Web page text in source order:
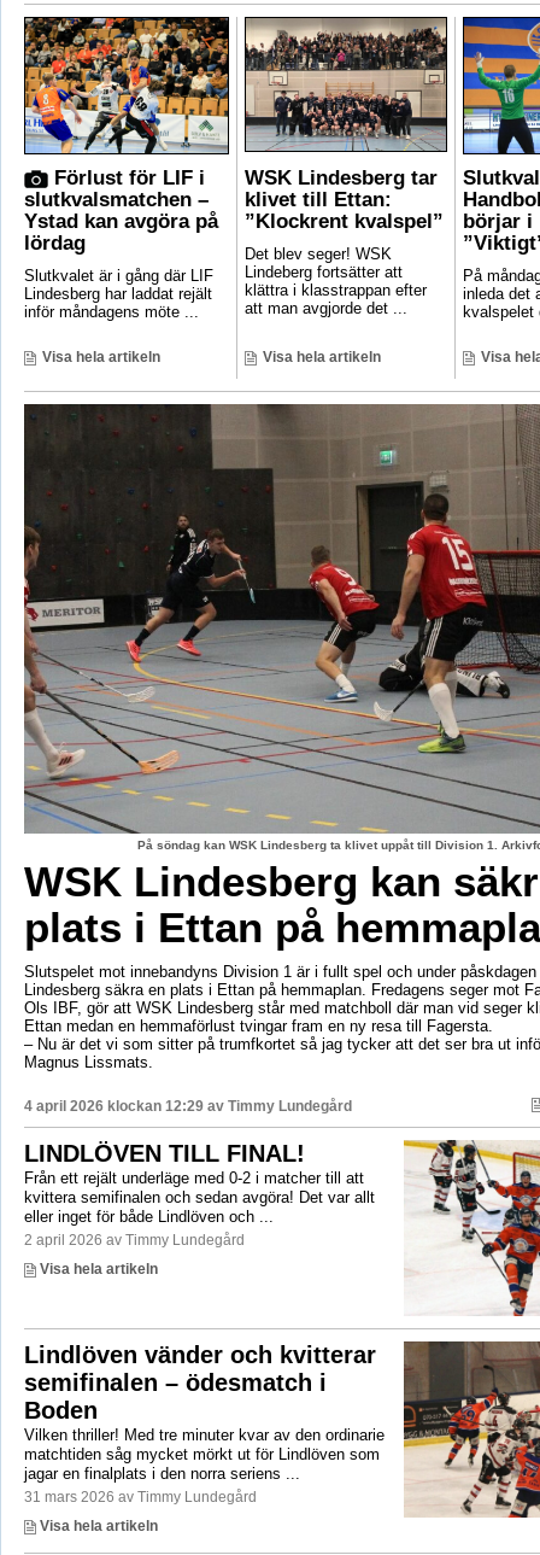
Förlust för LIF i
slutkvalsmatchen –
Ystad kan avgöra på
lördag
Slutkvalet är i gång där LIF
Lindesberg har laddat rejält
inför måndagens möte ...
Visa hela artikeln
WSK Lindesberg tar
klivet till Ettan:
”Klockrent kvalspel”
Det blev seger! WSK
Lindeberg fortsätter att
klättra i klasstrappan efter
att man avgjorde det ...
Visa hela artikeln
börjar i
På
inleda det
kvalspelet
Visa
På söndag kan WSK Lindesberg ta klivet uppåt till Division 1.
WSK Lindesberg kan
plats i Ettan på
Slutspelet mot innebandyns Division 1 är i fullt spel och under
Lindesberg säkra en plats i Ettan på hemmaplan. Fredagens seger mot
Ols IBF, gör att WSK Lindesberg står med matchboll där man vid seger
Ettan medan en hemmaförlust tvingar fram en ny resa till Fagersta.
– Nu är det vi som sitter på trumfkortet så jag tycker att det ser bra ut
Magnus Lissmats.
4 april 2026 klockan 12:29 av Timmy Lundegård
LINDLÖVEN TILL FINAL!
Från ett rejält underläge med 0-2 i matcher till att
kvittera semifinalen och sedan avgöra! Det var allt
eller inget för både Lindlöven och ...
2 april 2026 av Timmy Lundegård
Visa hela artikeln
Lindlöven vänder och kvitterar
semifinalen – ödesmatch i
Boden
Vilken thriller! Med tre minuter kvar av den ordinarie
matchtiden såg mycket mörkt ut för Lindlöven som
jagar en finalplats i den norra seriens ...
31 mars 2026 av Timmy Lundegård
Visa hela artikeln